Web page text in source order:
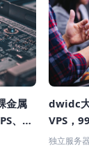
金属
、日
港站
dwidc
VPS，
御，8核
独立服务器